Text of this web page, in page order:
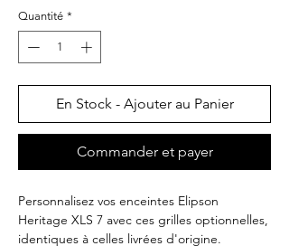
Quantité *
En Stock - Ajouter au Panier
Commander et payer
Personnalisez vos enceintes Elipson
Heritage XLS 7 avec ces grilles optionnelles,
identiques à celles livrées d'origine.